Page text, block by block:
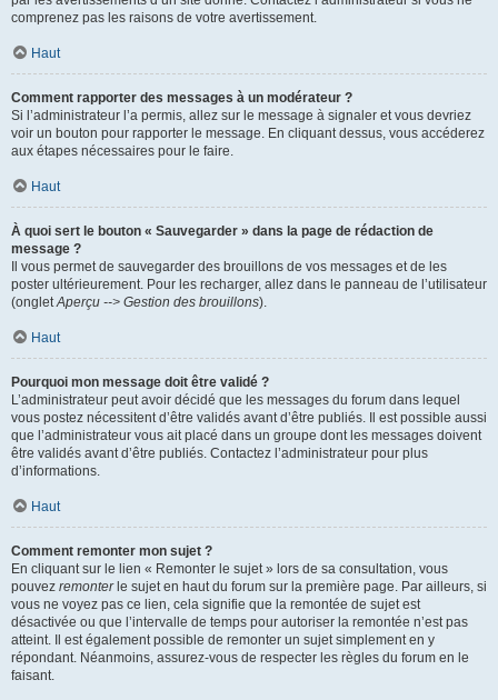
comprenez pas les raisons de votre avertissement.
Haut
Comment rapporter des messages à un modérateur ?
Si l’administrateur l’a permis, allez sur le message à signaler et vous devriez
voir un bouton pour rapporter le message. En cliquant dessus, vous accéderez
aux étapes nécessaires pour le faire.
Haut
À quoi sert le bouton « Sauvegarder » dans la page de rédaction de
message ?
Il vous permet de sauvegarder des brouillons de vos messages et de les
poster ultérieurement. Pour les recharger, allez dans le panneau de l’utilisateur
(ongletAperçu --> Gestion des brouillons).
Haut
Pourquoi mon message doit être validé ?
L’administrateur peut avoir décidé que les messages du forum dans lequel
vous postez nécessitent d’être validés avant d’être publiés. Il est possible aussi
que l’administrateur vous ait placé dans un groupe dont les messages doivent
être validés avant d’être publiés. Contactez l’administrateur pour plus
d’informations.
Haut
Comment remonter mon sujet ?
En cliquant sur le lien « Remonter le sujet » lors de sa consultation, vous
pouvez remonterle sujet en haut du forum sur la première page. Par ailleurs, si
vous ne voyez pas ce lien, cela signifie que la remontée de sujet est
désactivée ou que l’intervalle de temps pour autoriser la remontée n’est pas
atteint. Il est également possible de remonter un sujet simplement en y
répondant. Néanmoins, assurez-vous de respecter les règles du forum en le
faisant.